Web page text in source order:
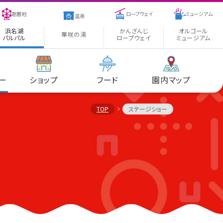
遊園地
浜名湖
パルパル
温泉
華咲の湯
ロープウェイ
かんざんじ
ロープウェイ
ミュージアム
オルゴール
ミュージアム
ショップ フード 園内マップ
TOP ステージショー